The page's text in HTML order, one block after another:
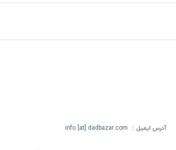
آدرس ایمیل : info [at] dadbazar.com